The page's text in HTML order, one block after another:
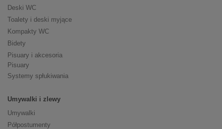
Deski WC
Toalety i deski myjące
Kompakty WC
Bidety
Pisuary i akcesoria
Pisuary
Systemy spłukiwania
Umywalki i zlewy
Umywalki
Półpostumenty